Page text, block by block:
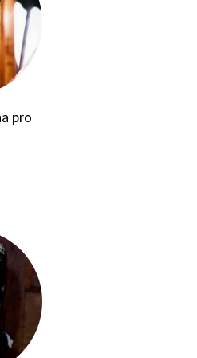
pro